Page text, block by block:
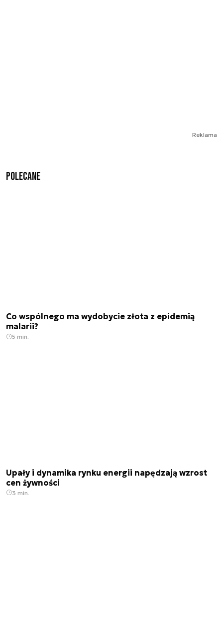
Reklama
Polecane
Co wspólnego ma wydobycie złota z epidemią
malarii?
5 min.
Upały i dynamika rynku energii napędzają wzrost
cen żywności
3 min.